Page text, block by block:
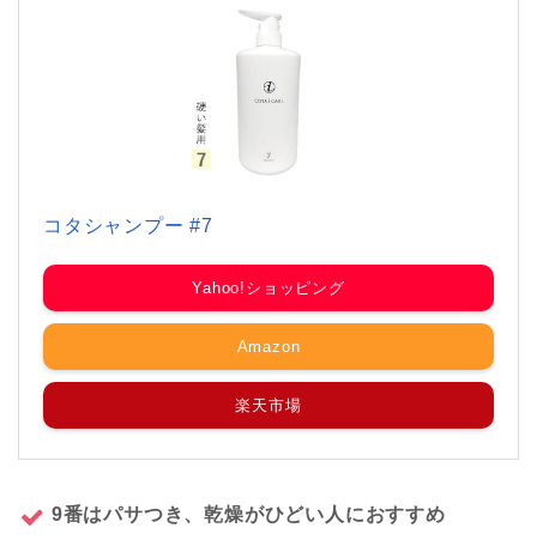
コタシャンプー #7
Yahoo!ショッピング
Amazon
楽天市場
9番はパサつき、乾燥がひどい人におすすめ